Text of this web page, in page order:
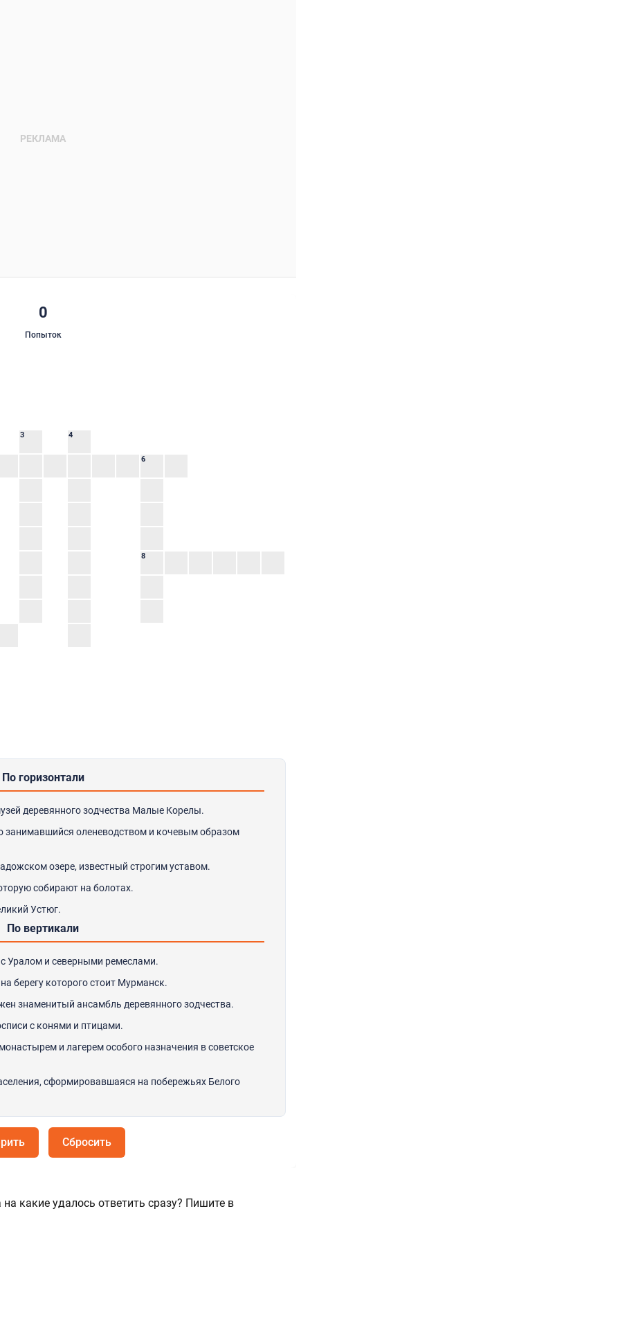
0
Попыток
3 4
6
8
По горизонтали
деревянного зодчества Малые Корелы.
занимавшийся оленеводством и кочевым образом
озере, известный строгим уставом.
собирают на болотах.
Устюг.
По вертикали
Уралом и северными ремеслами.
берегу которого стоит Мурманск.
знаменитый ансамбль деревянного зодчества.
с конями и птицами.
и лагерем особого назначения в советское
сформировавшаяся на побережьях Белого
Сбросить
какие удалось ответить сразу? Пишите в